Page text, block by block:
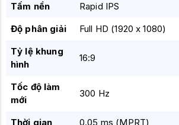
Tấm nền
Rapid IPS
Độ phân giải
Full HD (1920 x 1080)
Tỷ lệ khung
hình
16:9
Tốc độ làm
mới
300 Hz
Thời gian 0.05 ms (MPRT)